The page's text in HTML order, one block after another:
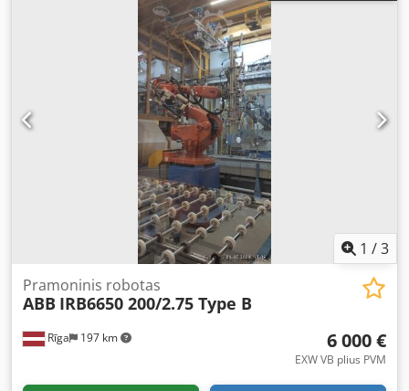
Teach Pendant, įėjimo įtampa:400 V
dokumentacija / vadovas, Patvarus pramoninis robotas
ABB IRB6650 200/2.75, B tipo (manipuliatorius: 66-55293 |
IRC5 Dual: 66-55293), skirtas sunkių medžiagų kėlimui,
taškiniam suvirinimui arba padėklų tvarkymui. •
Gamintojas: ABB • Modelis: IRB 7600-400 / 2.55 •
Pagaminimo metai: 2005 • Naudingoji apkrova: 400 kg |
Pasiekiamos zonos skersmuo: 2,55 m Chedpfx Aszqd E
Nsgmja • Valdiklis: ABB valdymo spinta (BaseWare 4.0) •
Komplektacija: manipuliatoriaus ranka, valdymo spinta,
programavimo pultas, jungiamieji laidai.
1 /3
Rīga 197 km
Pramoninis robotas
ABB IRB6650 200/2.75 Type B
6 000 €
EXW VB plius PVM